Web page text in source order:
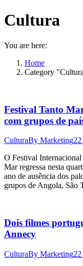
Cultura
You are here:
Home
Category
Festival Tanto
com grupos de
CulturaBy Marketing
O Festival
Mar regressa nesta
ano de ausência dos
grupos de Angola, São
Dois filmes
Annecy
CulturaBy Marketing